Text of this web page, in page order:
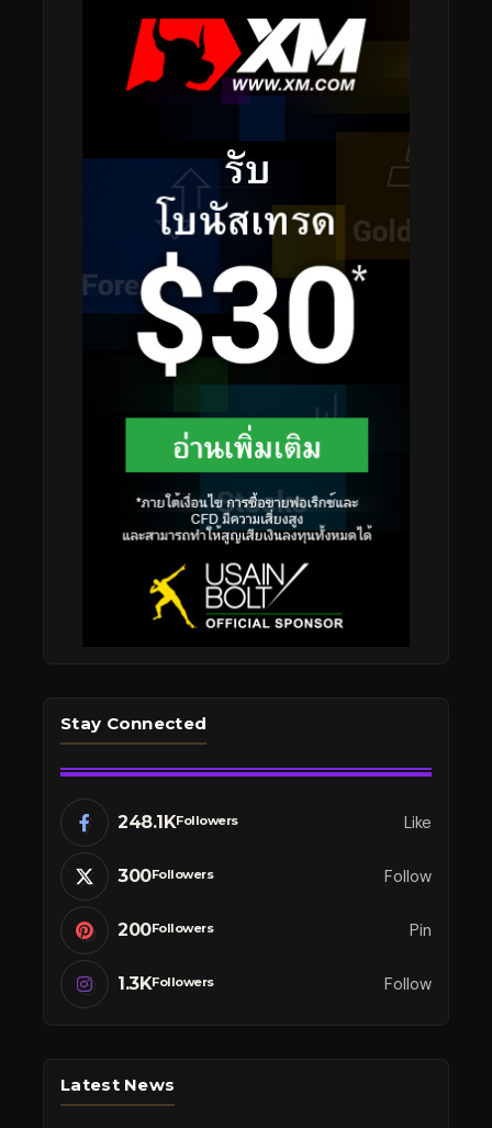
Stay Connected
248.1KFollowers Like
300Followers Follow
200Followers Pin
1.3KFollowers Follow
Latest News